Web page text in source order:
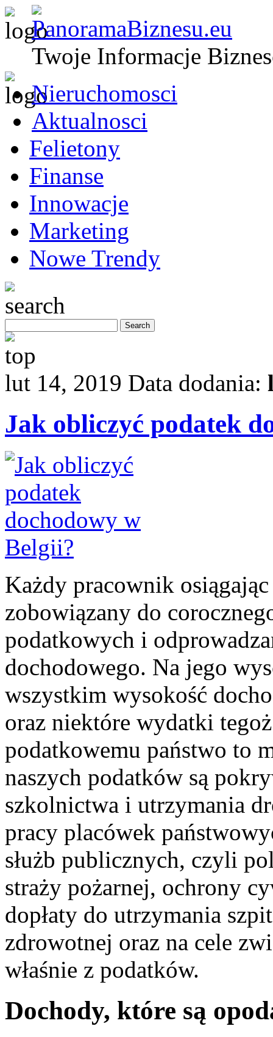
Twoje Informacje
Nieruchomosci
Aktualnosci
Felietony
Finanse
Innowacje
Marketing
Nowe Trendy
lut 14, 2019 Data dodania:
Jak obliczyć podatek
Każdy pracownik
zobowiązany do
podatkowych i
dochodowego. Na jego
wszystkim wysokość
oraz niektóre wydatki
podatkowemu państwo to
naszych podatków są
szkolnictwa i utrzymania
pracy placówek
służb publicznych, czyli
straży pożarnej, ochrony
dopłaty do utrzymania
zdrowotnej oraz na cele
właśnie z podatków.
Dochody, które są